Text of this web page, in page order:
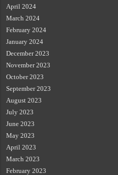
April 2024
March 2024
February 2024
January 2024
December 2023
November 2023
October 2023
September 2023
August 2023
July 2023
June 2023
May 2023
April 2023
March 2023
February 2023